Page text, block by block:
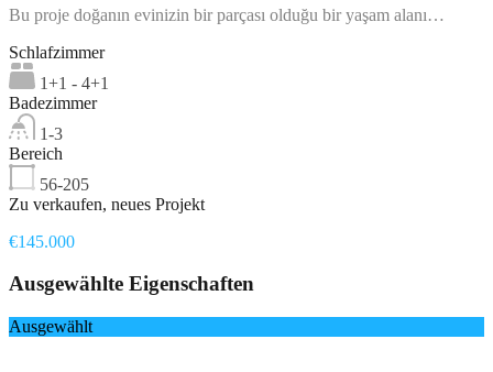
Bu proje doğanın evinizin bir parçası olduğu bir yaşam alanı…
Schlafzimmer
1+1 - 4+1
Badezimmer
1-3
Bereich
56-205
Zu verkaufen, neues Projekt
€145.000
Ausgewählte Eigenschaften
Ausgewählt